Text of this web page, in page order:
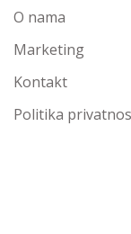
O nama
Marketing
Kontakt
Politika